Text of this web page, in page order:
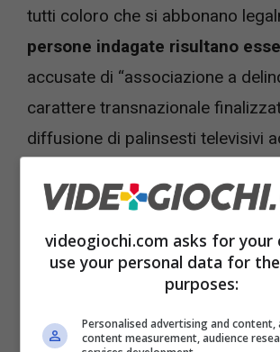
tutti coloro che si abbonano
persone indagate risultano
accusate di “associazione a
carattere transnazionale
diffusione di palinsesti televisivi
videogiochi.com asks for your
use your personal data for
purposes:
Personalised advertising and content,
content measurement, audience